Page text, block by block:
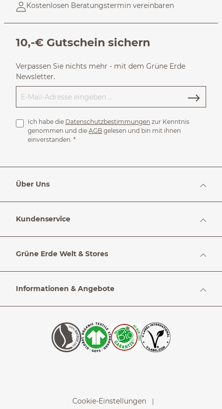
Kostenlosen Beratungstermin vereinbaren
10,-€ Gutschein sichern
Verpassen Sie nichts mehr - mit dem Grüne Erde
Newsletter.
Ich habe die Datenschutzbestimmungen zur Kenntnis
genommen und die AGB gelesen und bin mit ihnen
einverstanden. *
Über Uns
Kundenservice
Grüne Erde Welt & Stores
Informationen & Angebote
Cookie-Einstellungen